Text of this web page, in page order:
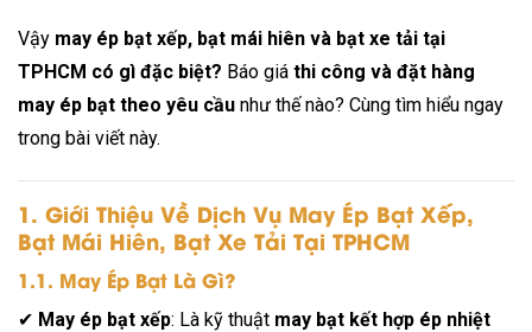
Vậy may ép bạt xếp, bạt mái hiên và bạt xe tải tại
TPHCM có gì đặc biệt? Báo giá thi công và đặt hàng
may ép bạt theo yêu cầu như thế nào? Cùng tìm hiểu ngay
trong bài viết này.
1. Giới Thiệu Về Dịch Vụ May Ép Bạt Xếp,
Bạt Mái Hiên, Bạt Xe Tải Tại TPHCM
1.1. May Ép Bạt Là Gì?
✔ May ép bạt xếp: Là kỹ thuật may bạt kết hợp ép nhiệt